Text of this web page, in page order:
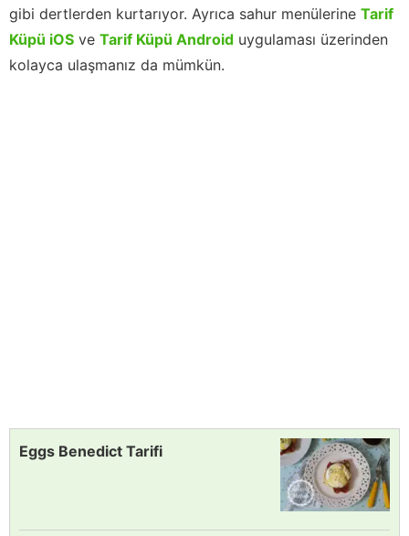
gibi dertlerden kurtarıyor. Ayrıca sahur menülerine Tarif
Küpü iOS ve Tarif Küpü Android uygulaması üzerinden
kolayca ulaşmanız da mümkün.
Eggs Benedict Tarifi